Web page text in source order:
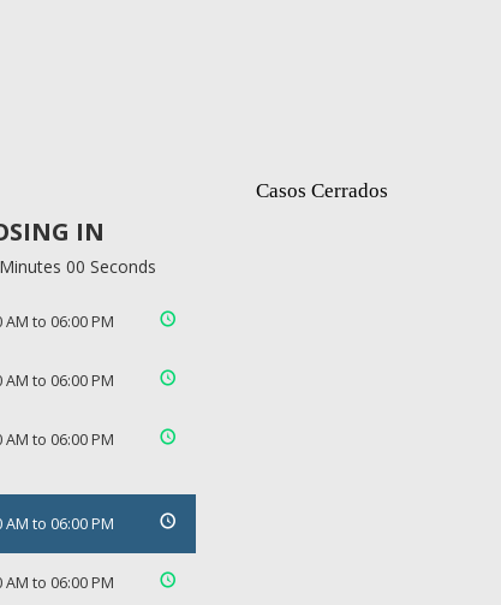
IN
00 Seconds
AM to 06:00 PM
AM to 06:00 PM
AM to 06:00 PM
AM to 06:00 PM
AM to 06:00 PM
Casos Cerrados